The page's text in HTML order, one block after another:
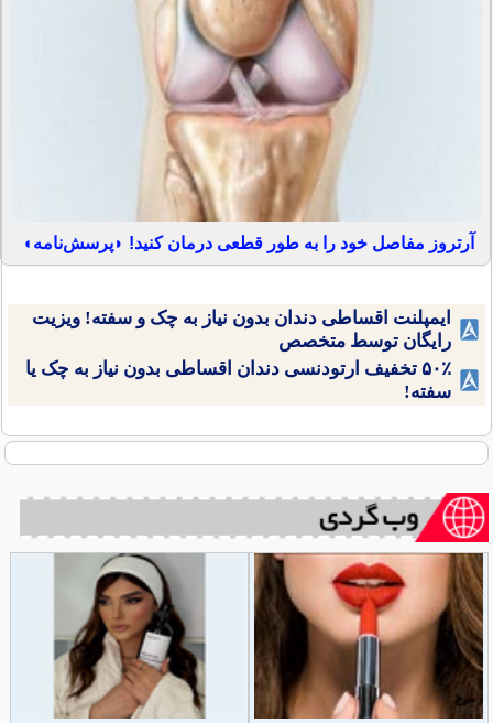
آرتروز مفاصل خود را به طور قطعی درمان کنید! ◗پرسش‌نامه◖
ایمپلنت اقساطی دندان بدون نیاز به چک و سفته! ویزیت
رایگان توسط متخصص
۵۰٪ تخفیف ارتودنسی دندان اقساطی بدون نیاز به چک یا
سفته!